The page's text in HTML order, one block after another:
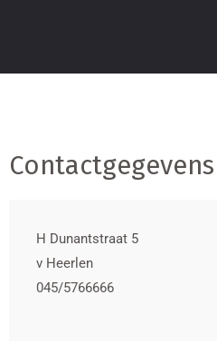
Contactgegevens
H Dunantstraat 5
v Heerlen
045/5766666